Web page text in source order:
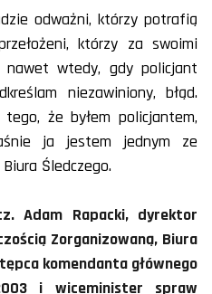
odważni, którzy potrafią
którzy za swoimi
nawet wtedy, gdy policjant
niezawiniony, błąd.
że byłem policjantem,
ja jestem jednym ze
Śledczego.
Adam Rapacki, dyrektor
Zorganizowaną, Biura
komendanta głównego
i wiceminister spraw